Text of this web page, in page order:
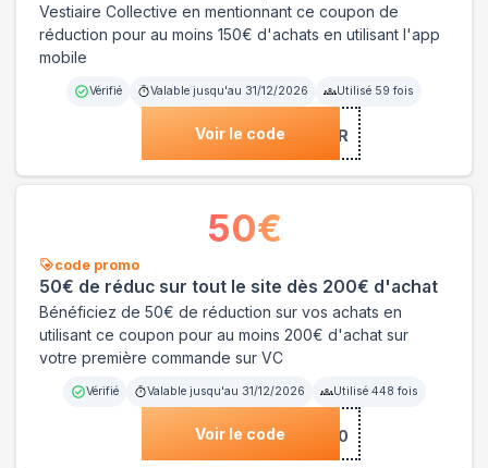
Vestiaire Collective en mentionnant ce coupon de
réduction pour au moins 150€ d'achats en utilisant l'app
mobile
Vérifié Valable jusqu'au 31/12/2026 Utilisé 59 fois
Voir le code***COMEFR
code promo
50€ de réduc sur tout le site dès 200€ d'achat
Bénéficiez de 50€ de réduction sur vos achats en
utilisant ce coupon pour au moins 200€ d'achat sur
votre première commande sur VC
Vérifié Valable jusqu'au 31/12/2026 Utilisé 448 fois
Voir le code
***COMEFR50
50€